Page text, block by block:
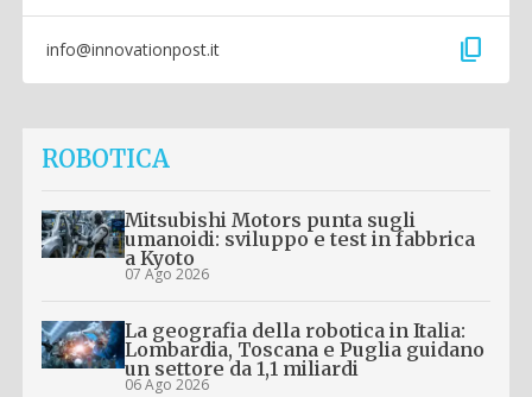
info@innovationpost.it content_copy
ROBOTICA
Mitsubishi Motors punta sugli
umanoidi: sviluppo e test in fabbrica
a Kyoto
07 Ago 2026
La geografia della robotica in Italia:
Lombardia, Toscana e Puglia guidano
un settore da 1,1 miliardi
06 Ago 2026